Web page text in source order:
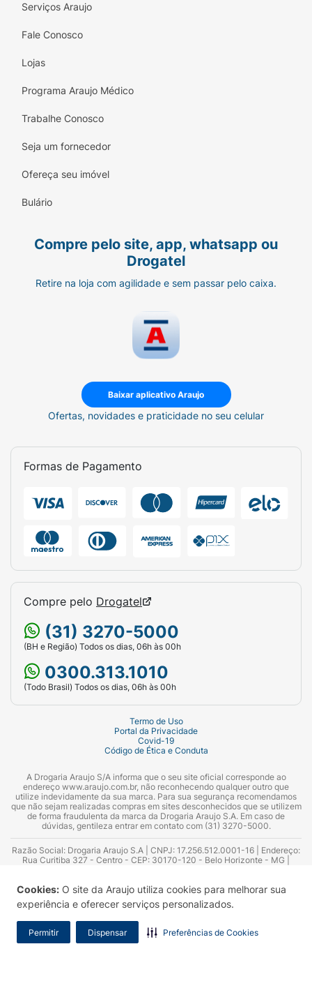
Cookies: O site da Araujo utiliza cookies para melhorar sua
experiência e oferecer serviços personalizados.
Permitir Dispensar Preferências de Cookies
Serviços Araujo
Fale Conosco
Lojas
Programa Araujo Médico
Trabalhe Conosco
Seja um fornecedor
Ofereça seu imóvel
Bulário
Compre pelo site, app, whatsapp ou
Drogatel
Retire na loja com agilidade e sem passar pelo caixa.
Baixar aplicativo Araujo
Ofertas, novidades e praticidade no seu celular
Formas de Pagamento
Compre pelo Drogatel
(31) 3270-5000
(BH e Região) Todos os dias, 06h às 00h
0300.313.1010
(Todo Brasil) Todos os dias, 06h às 00h
Termo de Uso
Portal da Privacidade
Covid-19
Código de Ética e Conduta
A Drogaria Araujo S/A informa que o seu site oficial corresponde ao
endereço www.araujo.com.br, não reconhecendo qualquer outro que
utilize indevidamente da sua marca. Para sua segurança recomendamos
que não sejam realizadas compras em sites desconhecidos que se utilizem
de forma fraudulenta da marca da Drogaria Araujo S.A. Em caso de
dúvidas, gentileza entrar em contato com (31) 3270-5000.
Razão Social: Drogaria Araujo S.A | CNPJ: 17.256.512.0001-16 | Endereço:
Rua Curitiba 327 - Centro - CEP: 30170-120 - Belo Horizonte - MG |
Azevedo Guimarães – CRF 10.965 | Yasmin Silva Alvarenga – CRF 52.584 -
Consultor substituto: Thiago Aguiar Pinheiro - CRF Nº 13.748. Alvará
Sanitário: 2025020713 | Autorização de Funcionamento da Empresa (AFE):